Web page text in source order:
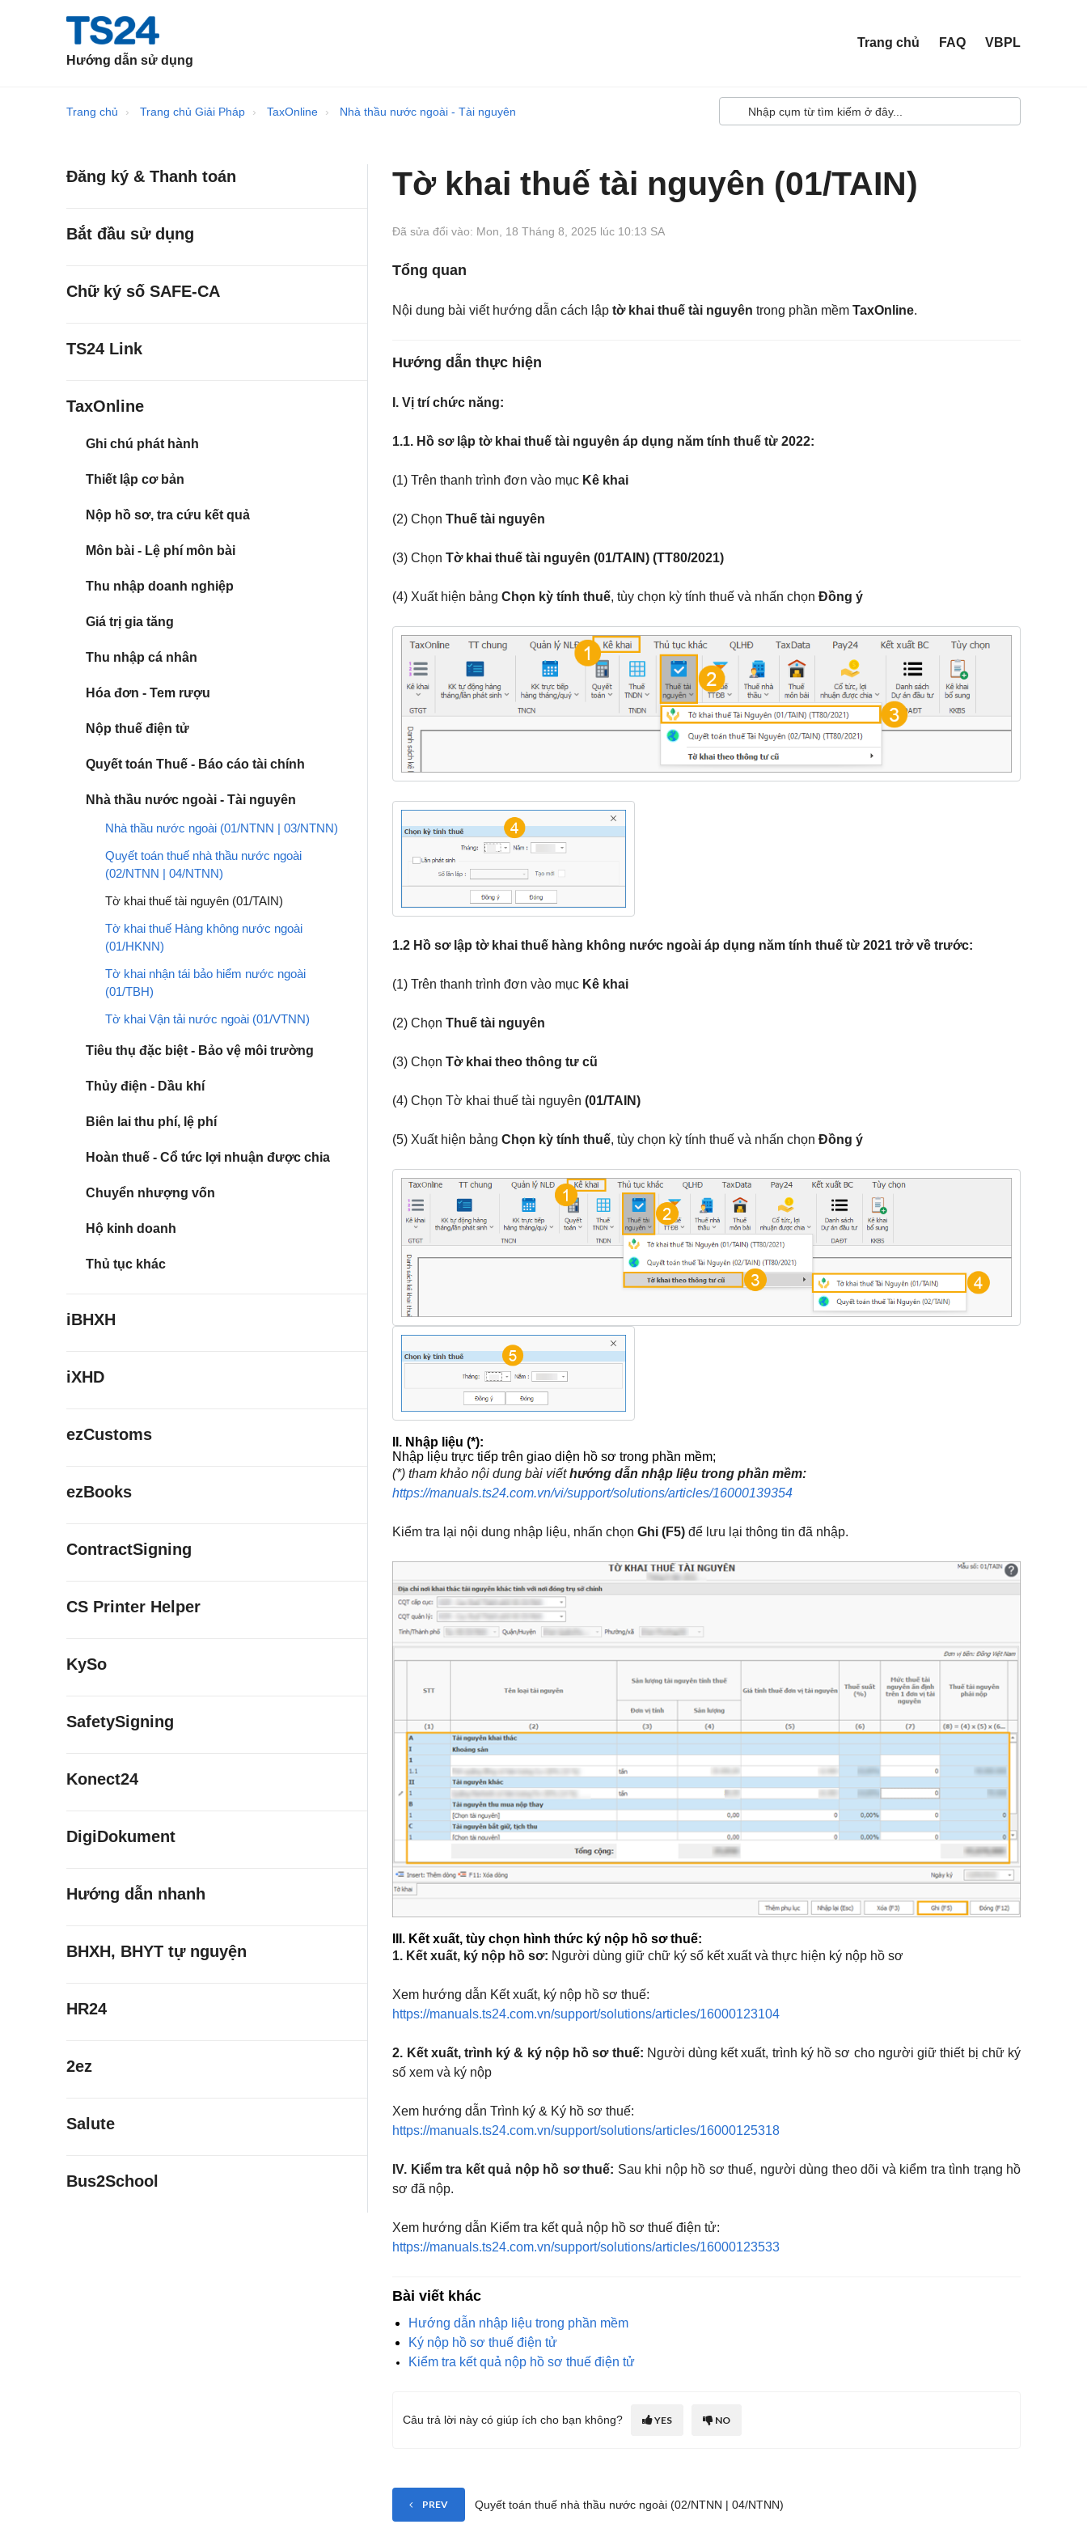
Hướng dẫn sử dụng
Trang chủ FAQ VBPL
Trang chủ Trang chủ Giải Pháp TaxOnline Nhà thầu nước ngoài - Tài nguyên
Đăng ký & Thanh toán
Bắt đầu sử dụng
Chữ ký số SAFE-CA
TS24 Link
TaxOnline
Ghi chú phát hành
Thiết lập cơ bản
Nộp hồ sơ, tra cứu kết quả
Môn bài - Lệ phí môn bài
Thu nhập doanh nghiệp
Giá trị gia tăng
Thu nhập cá nhân
Hóa đơn - Tem rượu
Nộp thuế điện tử
Quyết toán Thuế - Báo cáo tài chính
Nhà thầu nước ngoài - Tài nguyên
Nhà thầu nước ngoài (01/NTNN | 03/NTNN)
Quyết toán thuế nhà thầu nước ngoài
(02/NTNN | 04/NTNN)
Tờ khai thuế tài nguyên (01/TAIN)
Tờ khai thuế Hàng không nước ngoài
(01/HKNN)
Tờ khai nhận tái bảo hiểm nước ngoài
(01/TBH)
Tờ khai Vận tải nước ngoài (01/VTNN)
Tiêu thụ đặc biệt - Bảo vệ môi trường
Thủy điện - Dầu khí
Biên lai thu phí, lệ phí
Hoàn thuế - Cổ tức lợi nhuận được chia
Chuyển nhượng vốn
Hộ kinh doanh
Thủ tục khác
iBHXH
iXHD
ezCustoms
ezBooks
ContractSigning
CS Printer Helper
KySo
SafetySigning
Konect24
DigiDokument
Hướng dẫn nhanh
BHXH, BHYT tự nguyện
HR24
2ez
Salute
Bus2School
Tờ khai thuế tài nguyên (01/TAIN)
Đã sửa đổi vào: Mon, 18 Tháng 8, 2025 lúc 10:13 SA
Tổng quan
Nội dung bài viết hướng dẫn cách lậptờ khai thuế tài nguyên trong phần mềmTaxOnline.
Hướng dẫn thực hiện
I. Vị trí chức năng:
1.1. Hồ sơ lập tờ khai thuế tài nguyên áp dụng năm tính thuế từ 2022:
(1) Trên thanh trình đơn vào mục Kê khai
(2) ChọnThuế tài nguyên
(3) ChọnTờ khai thuế tài nguyên (01/TAIN) (TT80/2021)
(4) Xuất hiện bảngChọn kỳ tính thuế, tùy chọn kỳ tính thuế và nhấn chọnĐồng ý
1.2 Hồ sơ lập tờ khai thuế hàng không nước ngoài áp dụng năm tính thuế từ 2021 trở về trước:
(1) Trên thanh trình đơn vào mục Kê khai
(2) ChọnThuế tài nguyên
(3) ChọnTờ khai theo thông tư cũ
(4) Chọn Tờ khai thuế tài nguyên(01/TAIN)
(5) Xuất hiện bảngChọn kỳ tính thuế, tùy chọn kỳ tính thuế và nhấn chọnĐồng ý
II. Nhập liệu (*):
Nhập liệu trực tiếp trên giao diện hồ sơ trong phần mềm;
(*) tham khảo nội dung bài viếthướng dẫn nhập liệu trong phần mềm:
https://manuals.ts24.com.vn/vi/support/solutions/articles/16000139354
Kiểm tra lại nội dung nhập liệu, nhấn chọnGhi (F5) để lưu lại thông tin đã nhập.
III. Kết xuất, tùy chọn hình thức ký nộp hồ sơ thuế:
1. Kết xuất, ký nộp hồ sơ: Người dùng giữ chữ ký số kết xuất và thực hiện ký nộp hồ sơ
Xem hướng dẫn Kết xuất, ký nộp hồ sơ thuế:
https://manuals.ts24.com.vn/support/solutions/articles/16000123104
2. Kết xuất, trình ký & ký nộp hồ sơ thuế: Người dùng kết xuất, trình ký hồ sơ cho người giữ thiết bị chữ ký
số xem và ký nộp
Xem hướng dẫn Trình ký & Ký hồ sơ thuế:
https://manuals.ts24.com.vn/support/solutions/articles/16000125318
IV. Kiểm tra kết quả nộp hồ sơ thuế: Sau khi nộp hồ sơ thuế, người dùng theo dõi và kiểm tra tình trạng hồ
sơ đã nộp.
Xem hướng dẫn Kiểm tra kết quả nộp hồ sơ thuế điện tử:
https://manuals.ts24.com.vn/support/solutions/articles/16000123533
Bài viết khác
Hướng dẫn nhập liệu trong phần mềm
Ký nộp hồ sơ thuế điện tử
Kiểm tra kết quả nộp hồ sơ thuế điện tử
Câu trả lời này có giúp ích cho bạn không? YES NO
PREV Quyết toán thuế nhà thầu nước ngoài (02/NTNN | 04/NTNN)